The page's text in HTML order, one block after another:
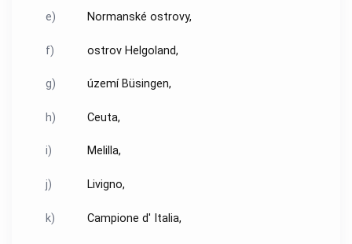
e) Normanské ostrovy,
f) ostrov Helgoland,
g) území Büsingen,
h) Ceuta,
i) Melilla,
j) Livigno,
k) Campione d' Italia,